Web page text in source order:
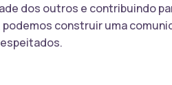
dos outros e contribuindo
construir uma